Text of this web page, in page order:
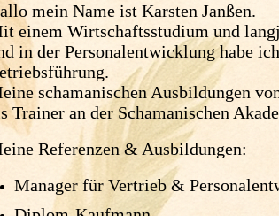
mein Name ist Karsten Janßen.
einem Wirtschaftsstudium und
in der Personalentwicklung habe
schamanischen Ausbildungen
Trainer an der Schamanischen
Referenzen & Ausbildungen:
Manager für Vertrieb &